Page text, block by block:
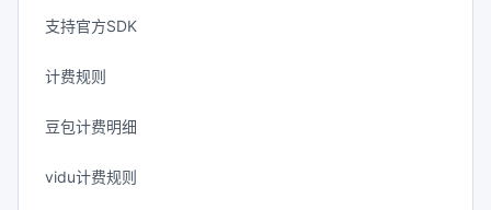
支持官方SDK
计费规则
豆包计费明细
vidu计费规则